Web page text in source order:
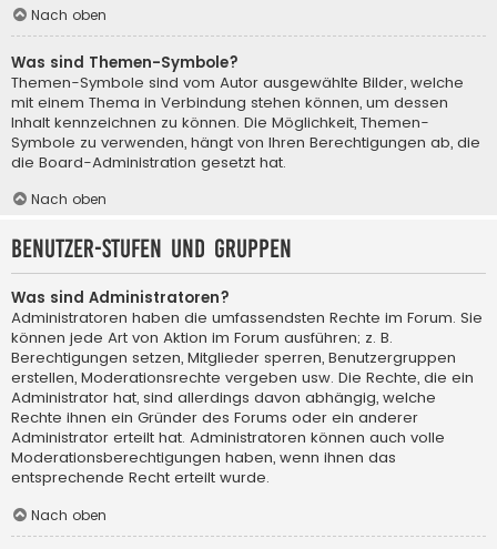
Nach oben
Was sind Themen-Symbole?
Themen-Symbole sind vom Autor ausgewählte Bilder, welche
mit einem Thema in Verbindung stehen können, um dessen
Inhalt kennzeichnen zu können. Die Möglichkeit, Themen-
Symbole zu verwenden, hängt von Ihren Berechtigungen ab, die
die Board-Administration gesetzt hat.
Nach oben
Benutzer-Stufen und Gruppen
Was sind Administratoren?
Administratoren haben die umfassendsten Rechte im Forum. Sie
können jede Art von Aktion im Forum ausführen; z. B.
Berechtigungen setzen, Mitglieder sperren, Benutzergruppen
erstellen, Moderationsrechte vergeben usw. Die Rechte, die ein
Administrator hat, sind allerdings davon abhängig, welche
Rechte ihnen ein Gründer des Forums oder ein anderer
Administrator erteilt hat. Administratoren können auch volle
Moderationsberechtigungen haben, wenn ihnen das
entsprechende Recht erteilt wurde.
Nach oben